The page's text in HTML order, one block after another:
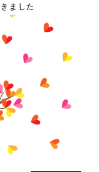
ました